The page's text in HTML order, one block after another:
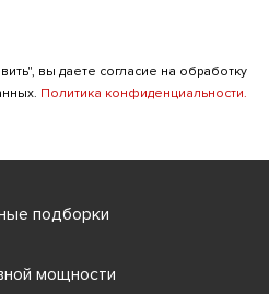
вы даете согласие на обработку
Политика конфиденциальности.
подборки
мощности